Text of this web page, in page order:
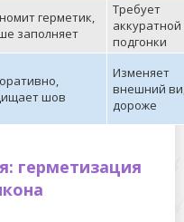
герметик,
заполняет
Требует
аккуратной
подгонки
шов
Изменяет
внешний
дороже
герметизация